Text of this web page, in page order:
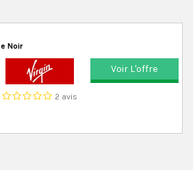
Noir
2 avis
Voir L'offre